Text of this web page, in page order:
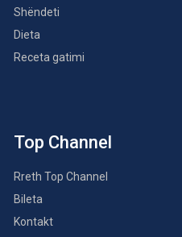
Shëndeti
Dieta
Receta gatimi
Top Channel
Rreth Top Channel
Bileta
Kontakt